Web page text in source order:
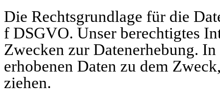
Die Rechtsgrundlage für die
f DSGVO. Unser berechtigtes
Zwecken zur Datenerhebung.
erhobenen Daten zu dem
ziehen.